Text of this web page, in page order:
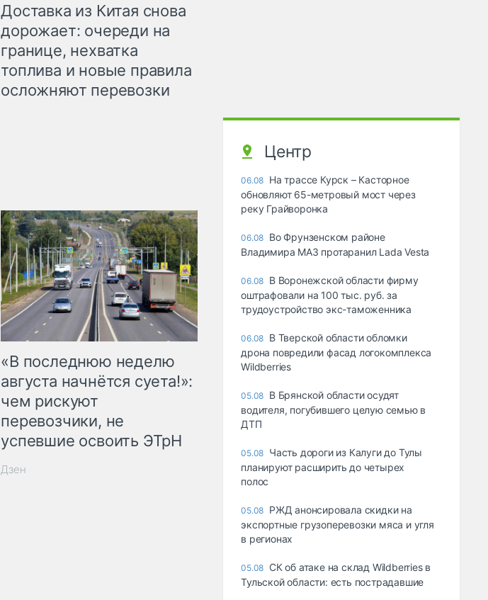
Доставка из Китая снова
дорожает: очереди на
границе, нехватка
топлива и новые правила
осложняют перевозки
«В последнюю неделю
августа начнётся суета!»:
чем рискуют
перевозчики, не
успевшие освоить ЭТрН
Дзен
Центр
06.08 На трассе Курск – Касторное
обновляют 65-метровый мост через
реку Грайворонка
06.08 Во Фрунзенском районе
Владимира МАЗ протаранил Lada Vesta
06.08 В Воронежской области фирму
оштрафовали на 100 тыс. руб. за
трудоустройство экс-таможенника
06.08 В Тверской области обломки
дрона повредили фасад логокомплекса
Wildberries
05.08 В Брянской области осудят
водителя, погубившего целую семью в
ДТП
05.08 Часть дороги из Калуги до Тулы
планируют расширить до четырех
полос
05.08 РЖД анонсировала скидки на
экспортные грузоперевозки мяса и угля
в регионах
05.08 СК об атаке на склад Wildberries в
Тульской области: есть пострадавшие